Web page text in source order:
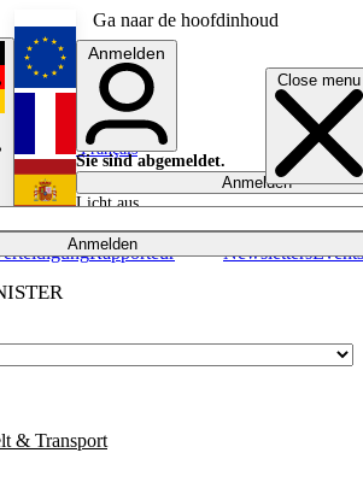
Ga naar de hoofdinhoud
Close menu
Anmelden
& Transport
Rapporteur NewslettersEvents
English
Français
Anmelden
Sie sind abgemeldet.
Anmelden
Licht aus